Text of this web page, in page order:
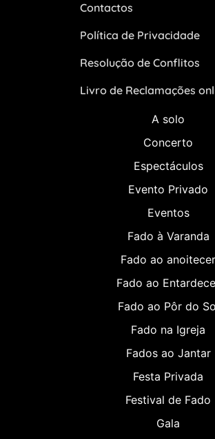
Contactos
Política de Privacidade
Resolução de Conflitos
Livro de Reclamações
A solo
Concerto
Espectáculos
Evento Privado
Eventos
Fado à Varanda
Fado ao anoitecer
Fado ao
Fado ao Pôr do
Fado na Igreja
Fados ao Jantar
Festa Privada
Festival de Fado
Gala